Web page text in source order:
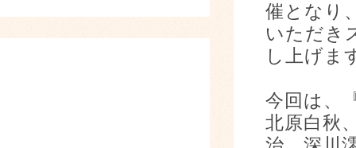
催となり
いただき
し上げま
今回は、
北原白秋